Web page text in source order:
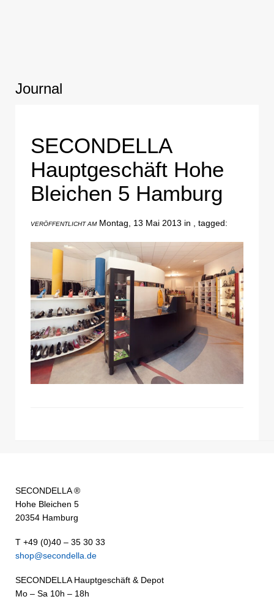
Journal
SECONDELLA
Hauptgeschäft Hohe
Bleichen 5 Hamburg
VERÖFFENTLICHT AMMontag, 13 Mai 2013 in , tagged:
SECONDELLA ®
Hohe Bleichen 5
20354 Hamburg
T +49 (0)40 – 35 30 33
shop@secondella.de
SECONDELLA Hauptgeschäft & Depot
Mo – Sa 10h – 18h